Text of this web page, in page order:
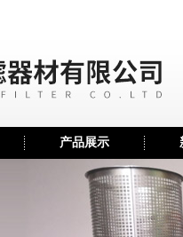
产品展示